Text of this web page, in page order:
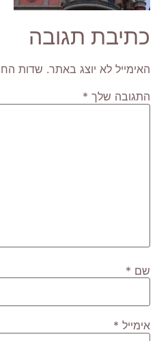
כתיבת תגובה
האימייל לא יוצג באתר. שדות
התגובה שלך *
שם *
אימייל *